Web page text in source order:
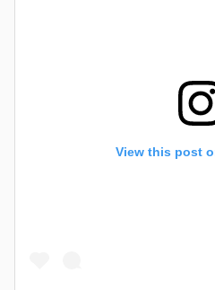
View this post